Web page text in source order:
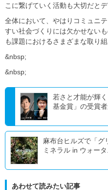
こに繋げていく活動も大切だと
全体において、やはりコミュニ
すい社会づくりには欠かせない
も課題におけるさまざまな取り
&nbsp;
&nbsp;
若さと才能が輝
基金賞」の受賞
麻布台ヒルズで「グ
ミネラル in ウォー
あわせて読みたい記事